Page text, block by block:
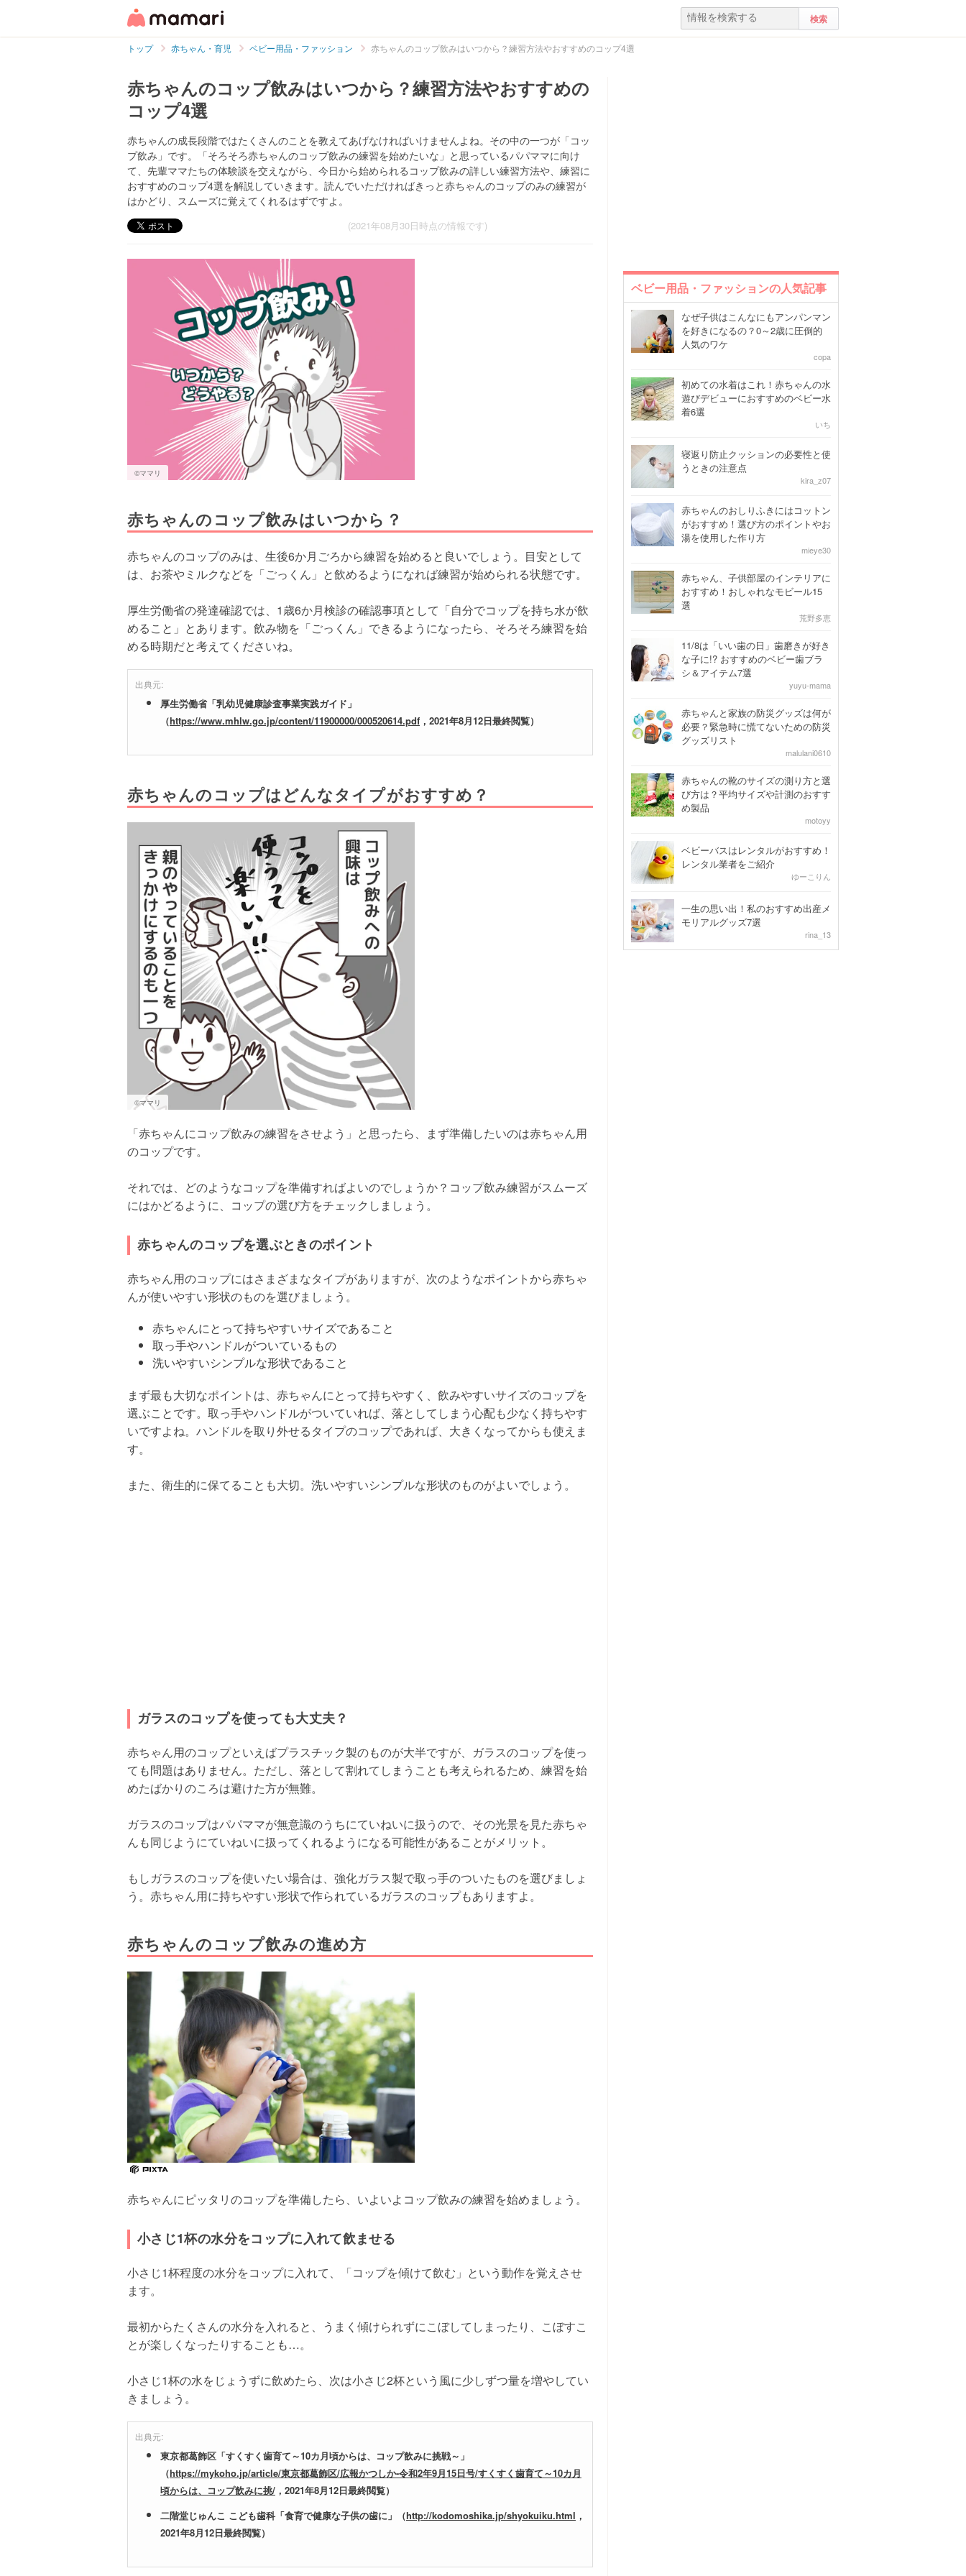
トップ 赤ちゃん・育児 ベビー用品・ファッション 赤ちゃんのコップ飲みはいつから？練習方法やおすすめのコップ4選
赤ちゃんのコップ飲みはいつから？練習方法やおすすめの
コップ4選
赤ちゃんの成長段階ではたくさんのことを教えてあげなければいけませんよね。その中の一つが「コッ
プ飲み」です。「そろそろ赤ちゃんのコップ飲みの練習を始めたいな」と思っているパパママに向け
て、先輩ママたちの体験談を交えながら、今日から始められるコップ飲みの詳しい練習方法や、練習に
おすすめのコップ4選を解説していきます。読んでいただければきっと赤ちゃんのコップのみの練習が
はかどり、スムーズに覚えてくれるはずですよ。
(2021年08月30日時点の情報です)
©ママリ
赤ちゃんのコップ飲みはいつから？
赤ちゃんのコップのみは、生後6か月ごろから練習を始めると良いでしょう。目安として
は、お茶やミルクなどを「ごっくん」と飲めるようになれば練習が始められる状態です。
厚生労働省の発達確認では、1歳6か月検診の確認事項として「自分でコップを持ち水が飲
めること」とあります。飲み物を「ごっくん」できるようになったら、そろそろ練習を始
める時期だと考えてくださいね。
出典元:
厚生労働省「乳幼児健康診査事業実践ガイド」
（https://www.mhlw.go.jp/content/11900000/000520614.pdf ，2021年8月12日最終閲覧）
赤ちゃんのコップはどんなタイプがおすすめ？
©ママリ
「赤ちゃんにコップ飲みの練習をさせよう」と思ったら、まず準備したいのは赤ちゃん用
のコップです。
それでは、どのようなコップを準備すればよいのでしょうか？コップ飲み練習がスムーズ
にはかどるように、コップの選び方をチェックしましょう。
赤ちゃんのコップを選ぶときのポイント
赤ちゃん用のコップにはさまざまなタイプがありますが、次のようなポイントから赤ちゃ
んが使いやすい形状のものを選びましょう。
赤ちゃんにとって持ちやすいサイズであること
取っ手やハンドルがついているもの
洗いやすいシンプルな形状であること
まず最も大切なポイントは、赤ちゃんにとって持ちやすく、飲みやすいサイズのコップを
選ぶことです。取っ手やハンドルがついていれば、落としてしまう心配も少なく持ちやす
いですよね。ハンドルを取り外せるタイプのコップであれば、大きくなってからも使えま
す。
また、衛生的に保てることも大切。洗いやすいシンプルな形状のものがよいでしょう。
ガラスのコップを使っても大丈夫？
赤ちゃん用のコップといえばプラスチック製のものが大半ですが、ガラスのコップを使っ
ても問題はありません。ただし、落として割れてしまうことも考えられるため、練習を始
めたばかりのころは避けた方が無難。
ガラスのコップはパパママが無意識のうちにていねいに扱うので、その光景を見た赤ちゃ
んも同じようにていねいに扱ってくれるようになる可能性があることがメリット。
もしガラスのコップを使いたい場合は、強化ガラス製で取っ手のついたものを選びましょ
う。赤ちゃん用に持ちやすい形状で作られているガラスのコップもありますよ。
赤ちゃんのコップ飲みの進め方
赤ちゃんにピッタリのコップを準備したら、いよいよコップ飲みの練習を始めましょう。
小さじ1杯の水分をコップに入れて飲ませる
小さじ1杯程度の水分をコップに入れて、「コップを傾けて飲む」という動作を覚えさせ
ます。
最初からたくさんの水分を入れると、うまく傾けられずにこぼしてしまったり、こぼすこ
とが楽しくなったりすることも…。
小さじ1杯の水をじょうずに飲めたら、次は小さじ2杯という風に少しずつ量を増やしてい
きましょう。
出典元:
東京都葛飾区「すくすく歯育て～10カ月頃からは、コップ飲みに挑戦～」
（https://mykoho.jp/article/東京都葛飾区/広報かつしか-令和2年9月15日号/すくすく歯育て～10カ月
頃からは、コップ飲みに挑/ ，2021年8月12日最終閲覧）
二階堂じゅんこ こども歯科「食育で健康な子供の歯に」（http://kodomoshika.jp/shyokuiku.html ，
2021年8月12日最終閲覧）
ベビー用品・ファッションの人気記事
なぜ子供はこんなにもアンパンマン
を好きになるの？0～2歳に圧倒的
人気のワケ
copa
初めての水着はこれ！赤ちゃんの水
遊びデビューにおすすめのベビー水
着6選
いち
寝返り防止クッションの必要性と使
うときの注意点
kira_z07
赤ちゃんのおしりふきにはコットン
がおすすめ！選び方のポイントやお
湯を使用した作り方
mieye30
赤ちゃん、子供部屋のインテリアに
おすすめ！おしゃれなモビール15
選
荒野多恵
11/8は「いい歯の日」歯磨きが好き
な子に!? おすすめのベビー歯ブラ
シ＆アイテム7選
yuyu-mama
赤ちゃんと家族の防災グッズは何が
必要？緊急時に慌てないための防災
グッズリスト
malulani0610
赤ちゃんの靴のサイズの測り方と選
び方は？平均サイズや計測のおすす
め製品
motoyy
ベビーバスはレンタルがおすすめ！
レンタル業者をご紹介
ゆーこりん
一生の思い出！私のおすすめ出産メ
モリアルグッズ7選
rina_13